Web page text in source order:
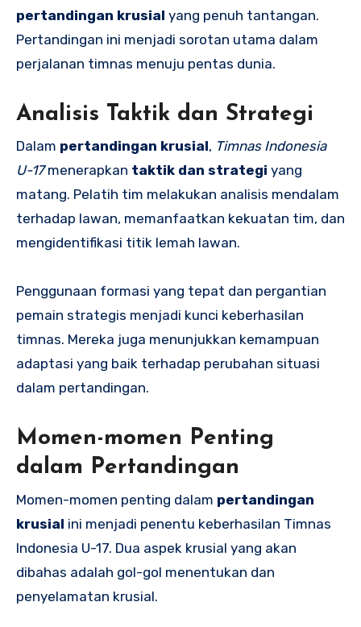
pertandingan krusial yang penuh tantangan.
Pertandingan ini menjadi sorotan utama dalam
perjalanan timnas menuju pentas dunia.
Analisis Taktik dan Strategi
Dalam pertandingan krusial, Timnas Indonesia
U-17menerapkan taktik dan strategi yang
matang. Pelatih tim melakukan analisis mendalam
terhadap lawan, memanfaatkan kekuatan tim, dan
mengidentifikasi titik lemah lawan.
Penggunaan formasi yang tepat dan pergantian
pemain strategis menjadi kunci keberhasilan
timnas. Mereka juga menunjukkan kemampuan
adaptasi yang baik terhadap perubahan situasi
dalam pertandingan.
Momen-momen Penting
dalam Pertandingan
Momen-momen penting dalam pertandingan
krusial ini menjadi penentu keberhasilan Timnas
Indonesia U-17. Dua aspek krusial yang akan
dibahas adalah gol-gol menentukan dan
penyelamatan krusial.